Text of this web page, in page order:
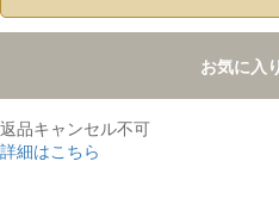
お気に入
返品キャンセル不可
詳細はこちら